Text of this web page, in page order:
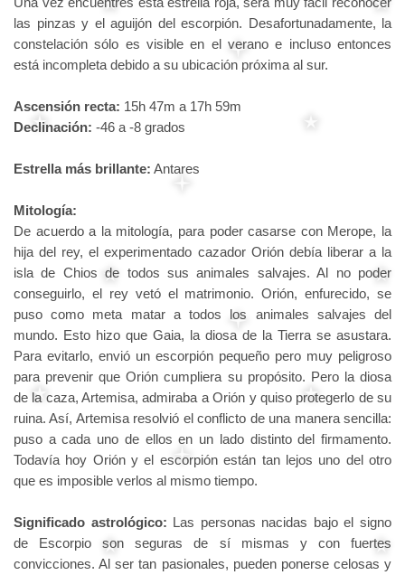
las pinzas y el aguijón del escorpión. Desafortunadamente, la
constelación sólo es visible en el verano e incluso entonces
está incompleta debido a su ubicación próxima al sur.
Ascensión recta: 15h 47m a 17h 59m
Declinación: -46 a -8 grados
Estrella más brillante: Antares
Mitología:
De acuerdo a la mitología, para poder casarse con Merope, la
hija del rey, el experimentado cazador Orión debía liberar a la
isla de Chios de todos sus animales salvajes. Al no poder
conseguirlo, el rey vetó el matrimonio. Orión, enfurecido, se
puso como meta matar a todos los animales salvajes del
mundo. Esto hizo que Gaia, la diosa de la Tierra se asustara.
Para evitarlo, envió un escorpión pequeño pero muy peligroso
para prevenir que Orión cumpliera su propósito. Pero la diosa
de la caza, Artemisa, admiraba a Orión y quiso protegerlo de su
ruina. Así, Artemisa resolvió el conflicto de una manera sencilla:
puso a cada uno de ellos en un lado distinto del firmamento.
Todavía hoy Orión y el escorpión están tan lejos uno del otro
que es imposible verlos al mismo tiempo.
Significado astrológico: Las personas nacidas bajo el signo
de Escorpio son seguras de sí mismas y con fuertes
convicciones. Al ser tan pasionales, pueden ponerse celosas y